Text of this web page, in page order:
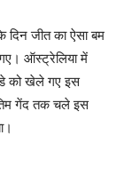
दिन जीत का ऐसा बम
ऑस्ट्रेलिया में
को खेले गए इस
गेंद तक चले इस